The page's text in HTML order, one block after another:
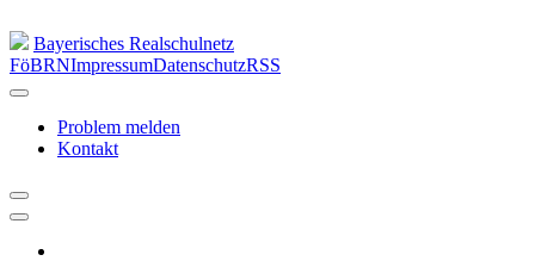
Bayerisches Realschulnetz
FöBRNImpressumDatenschutzRSS
Problem melden
Kontakt